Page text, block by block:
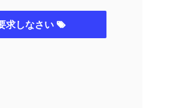
求しなさい